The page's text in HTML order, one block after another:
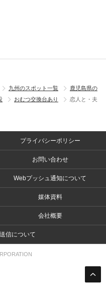
九州のスポット一覧
鹿児島県の
おむつ交換台あり
恋人と・夫
プライバシーポリシー
お問い合わせ
Webプッシュ通知について
媒体資料
会社概要
信について